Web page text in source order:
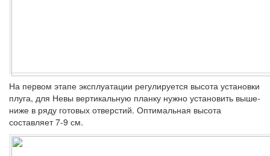
На первом этапе эксплуатации регулируется высота установки
плуга, для Невы вертикальную планку нужно установить выше-
ниже в ряду готовых отверстий. Оптимальная высота
составляет 7-9 см.